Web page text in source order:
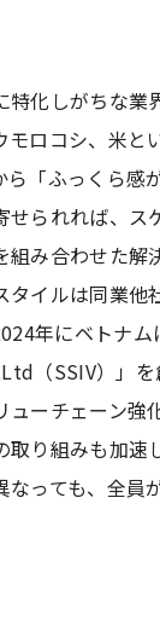
特化しがちな
モロコシ、米
ら「ふっくら
せられれば、
み合わせた
イルは同業他
年にベトナ
（SSIV）」を
ーチェーン
取り組みも加
なっても、全